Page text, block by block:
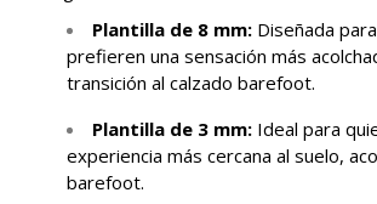
Plantilla de 8 mm: Diseñada
prefieren una sensación más
transición al calzado barefoot.
Plantilla de 3 mm: Ideal para
experiencia más cercana al suelo,
barefoot.